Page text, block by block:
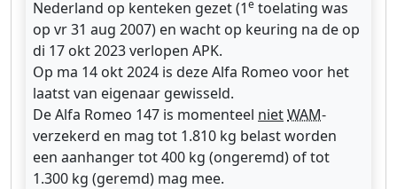
Nederland op kenteken gezet (1e toelating was
op vr 31 aug 2007) en wacht op keuring na de op
di 17 okt 2023 verlopen APK.
Op ma 14 okt 2024 is deze Alfa Romeo voor het
laatst van eigenaar gewisseld.
De Alfa Romeo 147 is momenteel nietWAM-
verzekerd en mag tot 1.810 kg belast worden
een aanhanger tot 400 kg (ongeremd) of tot
1.300 kg (geremd) mag mee.